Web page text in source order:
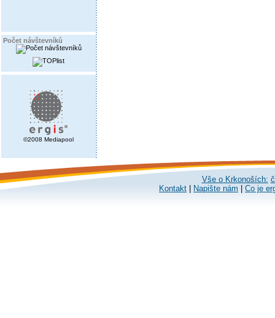
Počet návštevníků
©2008 Mediapool
Vše o Krkonoších:
Kontakt
Napište nám Co je